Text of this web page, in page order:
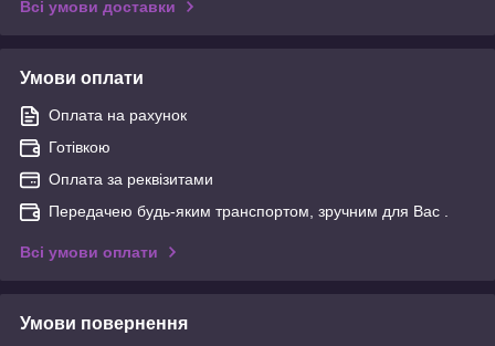
Всі умови доставки
Умови оплати
Оплата на рахунок
Готівкою
Оплата за реквізитами
Передачею будь-яким транспортом, зручним для Вас .
Всі умови оплати
Умови повернення